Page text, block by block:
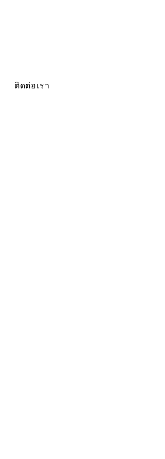
ติดต่อเรา